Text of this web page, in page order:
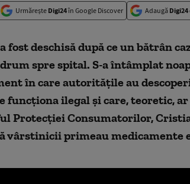
Urmărește Digi24în Google Discover Adaugă Digi24
a fost deschisădupă ce un bătrân
spre spital. S-a întâmplat
în care autoritățile au
funcționa ilegal și care, teoretic,
Protecției Consumatorilor,
vârstinicii primeau medicamente